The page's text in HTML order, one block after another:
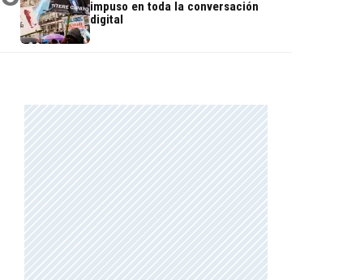
impuso en toda la conversación
digital